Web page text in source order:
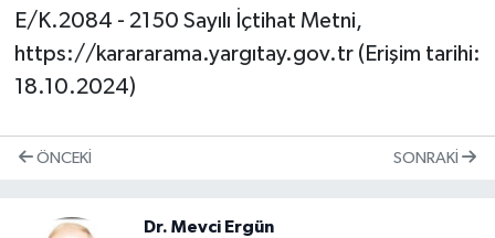
E/K.2084 - 2150 Sayılı İçtihat Metni,
https://karararama.yargıtay.gov.tr (Erişim tarihi:
18.10.2024)
ÖNCEKI SONRAKI
Dr. Mevci Ergün